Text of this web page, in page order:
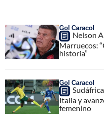
Gol Caracol
Nelson
Marruecos:
historia”
Gol Caracol
Italia y
femenino